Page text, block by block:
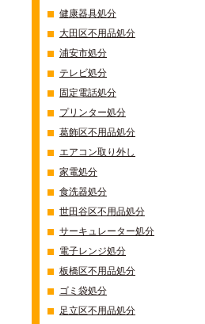
健康器具処分
大田区不用品処分
浦安市処分
テレビ処分
固定電話処分
プリンター処分
葛飾区不用品処分
エアコン取り外し
家電処分
食洗器処分
世田谷区不用品処分
サーキュレーター処分
電子レンジ処分
板橋区不用品処分
ゴミ袋処分
足立区不用品処分